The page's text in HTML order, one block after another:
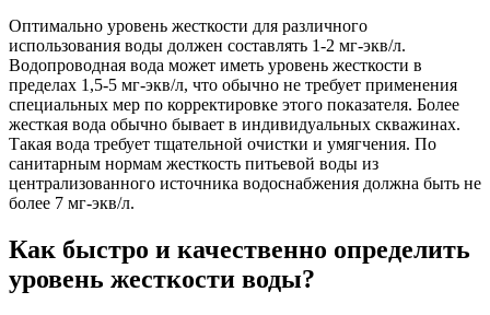
Оптимально уровень жесткости для различного
использования воды должен составлять 1-2 мг-экв/л.
Водопроводная вода может иметь уровень жесткости в
пределах 1,5-5 мг-экв/л, что обычно не требует применения
специальных мер по корректировке этого показателя. Более
жесткая вода обычно бывает в индивидуальных скважинах.
Такая вода требует тщательной очистки и умягчения. По
санитарным нормам жесткость питьевой воды из
централизованного источника водоснабжения должна быть не
более 7 мг-экв/л.
Как быстро и качественно определить
уровень жесткости воды?